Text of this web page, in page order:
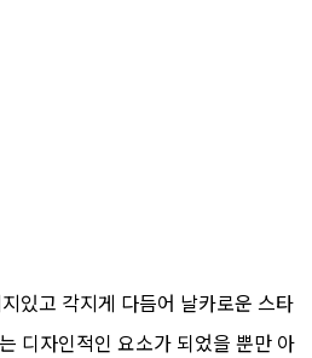
있고 각지게 다듬어 날카로운 스타
디자인적인 요소가 되었을 뿐만 아